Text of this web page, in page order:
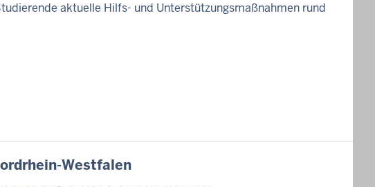
aktuelle Hilfs- und Unterstützungsmaßnahmen rund
Westfalen